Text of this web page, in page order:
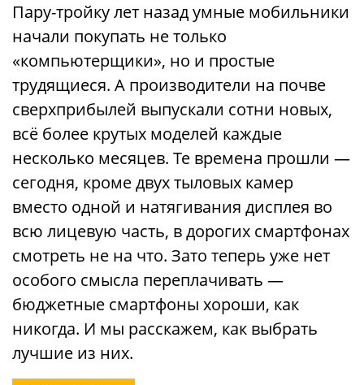
Пару-тройку лет назад умные мобильники
начали покупать не только
«компьютерщики», но и простые
трудящиеся. А производители на почве
сверхприбылей выпускали сотни новых,
всё более крутых моделей каждые
несколько месяцев. Те времена прошли —
сегодня, кроме двух тыловых камер
вместо одной и натягивания дисплея во
всю лицевую часть, в дорогих смартфонах
смотреть не на что. Зато теперь уже нет
особого смысла переплачивать —
бюджетные смартфоны хороши, как
никогда. И мы расскажем, как выбрать
лучшие из них.